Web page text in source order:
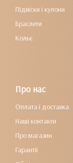
Підвіски і кулони
Браслети
Кольє
Про нас
Оплата і доставка
Наші контакти
Про магазин
Гарантії